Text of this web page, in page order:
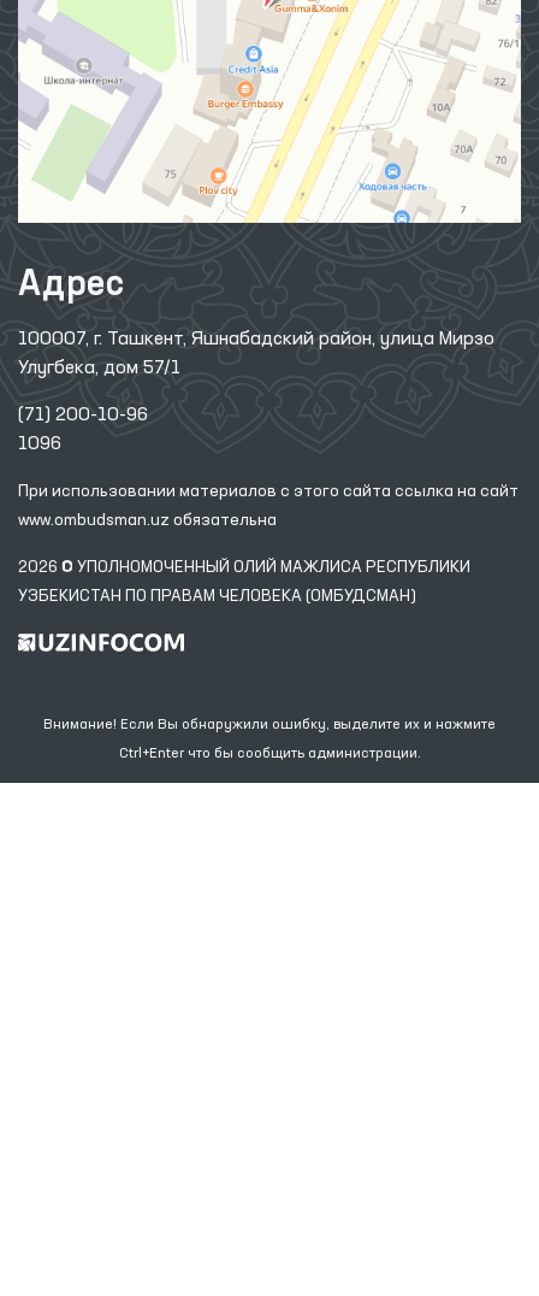
Адрес
100007, г. Ташкент, Яшнабадский район, улица Мирзо
Улугбека, дом 57/1
(71) 200-10-96
1096
При использовании материалов с этого сайта ссылка на сайт
www.ombudsman.uz обязательна
2026 © УПОЛНОМОЧЕННЫЙ ОЛИЙ МАЖЛИСА РЕСПУБЛИКИ
УЗБЕКИСТАН ПО ПРАВАМ ЧЕЛОВЕКА (ОМБУДСМАН)
Внимание! Если Вы обнаружили ошибку, выделите их и нажмите
Ctrl+Enter что бы сообщить администрации.